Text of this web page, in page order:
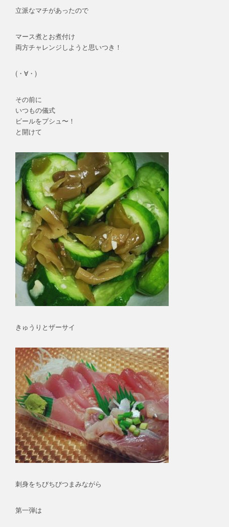
立派なマチがあったので
マース煮とお煮付け
両方チャレンジしようと思いつき！
(・∀・)
その前に
いつもの儀式
ビールをプシュ〜！
と開けて
きゅうりとザーサイ
刺身をちびちびつまみながら
第一弾は